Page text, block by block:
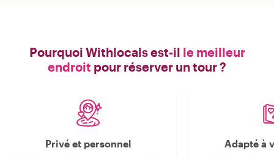
Pourquoi Withlocals est-il le meilleur
endroit pour réserver un tour ?
Privé et personnel Adapté à